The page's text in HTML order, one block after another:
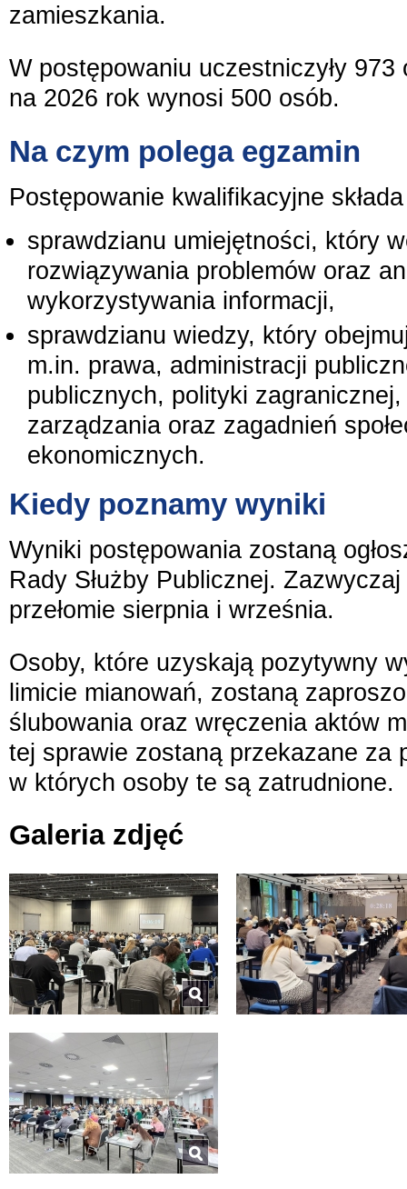
zamieszkania.
W postępowaniu uczestniczyły
na 2026 rok wynosi 500 osób.
Na czym polega egzamin
Postępowanie kwalifikacyjne
sprawdzianu umiejętności, który
rozwiązywania problemów oraz
wykorzystywania informacji,
sprawdzianu wiedzy, który
m.in. prawa, administracji
publicznych, polityki
zarządzania oraz zagadnień
ekonomicznych.
Kiedy poznamy wyniki
Wyniki postępowania zostaną
Rady Służby Publicznej.
przełomie sierpnia i września.
Osoby, które uzyskają pozytywny
limicie mianowań, zostaną
ślubowania oraz wręczenia aktów
tej sprawie zostaną przekazane za
w których osoby te są zatrudnione.
Galeria zdjęć